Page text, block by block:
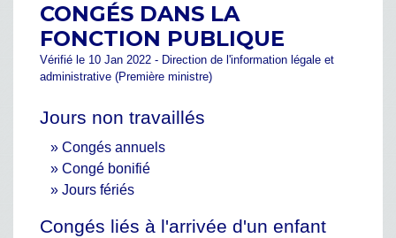
CONGÉS DANS LA
FONCTION PUBLIQUE
Vérifié le 10 Jan 2022 - Direction de l'information légale et
administrative (Première ministre)
Jours non travaillés
Congés annuels
Congé bonifié
Jours fériés
Congés liés à l'arrivée d'un enfant